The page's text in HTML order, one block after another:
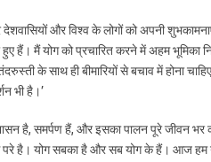
और विश्व के लोगों को अपनी
हैं। मैं योग को प्रचारित करने में अहम भूमिका
के साथ ही बीमारियों से बचाव में होना
भी है।’
है, समर्पण हैं, और इसका पालन पूरे जीवन
परे है। योग सबका है और सब योग के हैं। आज